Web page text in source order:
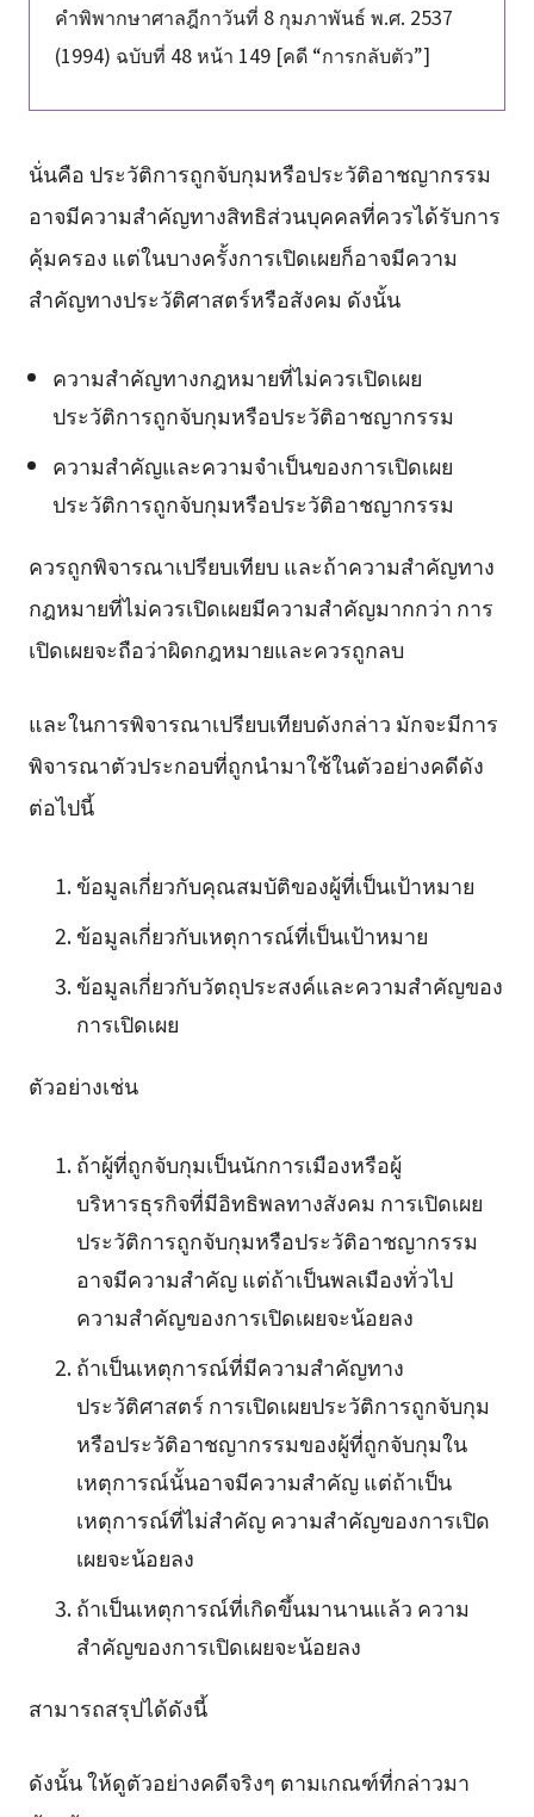
คำพิพากษาศาลฎีกาวันที่ 8 กุมภาพันธ์ พ.ศ. 2537
(1994) ฉบับที่ 48 หน้า 149 [คดี “การกลับตัว”]
นั่นคือ ประวัติการถูกจับกุมหรือประวัติอาชญากรรม
อาจมีความสำคัญทางสิทธิส่วนบุคคลที่ควรได้รับการ
คุ้มครอง แต่ในบางครั้งการเปิดเผยก็อาจมีความ
สำคัญทางประวัติศาสตร์หรือสังคม ดังนั้น
ความสำคัญทางกฎหมายที่ไม่ควรเปิดเผย
ประวัติการถูกจับกุมหรือประวัติอาชญากรรม
ความสำคัญและความจำเป็นของการเปิดเผย
ประวัติการถูกจับกุมหรือประวัติอาชญากรรม
ควรถูกพิจารณาเปรียบเทียบ และถ้าความสำคัญทาง
กฎหมายที่ไม่ควรเปิดเผยมีความสำคัญมากกว่า การ
เปิดเผยจะถือว่าผิดกฎหมายและควรถูกลบ
และในการพิจารณาเปรียบเทียบดังกล่าว มักจะมีการ
พิจารณาตัวประกอบที่ถูกนำมาใช้ในตัวอย่างคดีดัง
ต่อไปนี้
ข้อมูลเกี่ยวกับคุณสมบัติของผู้ที่เป็นเป้าหมาย
ข้อมูลเกี่ยวกับเหตุการณ์ที่เป็นเป้าหมาย
ข้อมูลเกี่ยวกับวัตถุประสงค์และความสำคัญของ
การเปิดเผย
ตัวอย่างเช่น
ถ้าผู้ที่ถูกจับกุมเป็นนักการเมืองหรือผู้
บริหารธุรกิจที่มีอิทธิพลทางสังคม การเปิดเผย
ประวัติการถูกจับกุมหรือประวัติอาชญากรรม
อาจมีความสำคัญ แต่ถ้าเป็นพลเมืองทั่วไป
ความสำคัญของการเปิดเผยจะน้อยลง
ถ้าเป็นเหตุการณ์ที่มีความสำคัญทาง
ประวัติศาสตร์ การเปิดเผยประวัติการถูกจับกุม
หรือประวัติอาชญากรรมของผู้ที่ถูกจับกุมใน
เหตุการณ์นั้นอาจมีความสำคัญ แต่ถ้าเป็น
เหตุการณ์ที่ไม่สำคัญ ความสำคัญของการเปิด
เผยจะน้อยลง
ถ้าเป็นเหตุการณ์ที่เกิดขึ้นมานานแล้ว ความ
สำคัญของการเปิดเผยจะน้อยลง
สามารถสรุปได้ดังนี้
ดังนั้น ให้ดูตัวอย่างคดีจริงๆ ตามเกณฑ์ที่กล่าวมา